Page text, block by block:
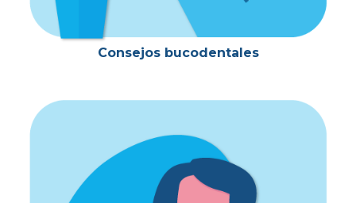
Consejos bucodentales